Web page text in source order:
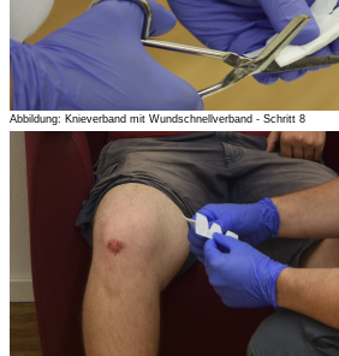
Abbildung: Knieverband mit Wundschnellverband - Schritt 8